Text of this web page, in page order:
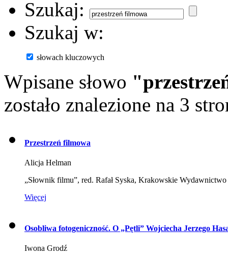
Szukaj:
Szukaj w:
słowach kluczowych
Wpisane słowo
zostało znalezione na 3
Przestrzeń filmowa
Alicja Helman
„Słownik filmu”, red. Rafał Syska, Krakowskie
Więcej
Osobliwa fotogeniczność. O „Pętli” Wojciecha Jerzego
Iwona Grodź